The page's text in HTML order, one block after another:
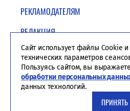
РЕКЛАМОДАТЕЛЯМ
РЕДАКЦИЯ
ПОЛИТИКА
Сайт использует файлы Cookie
технических параметров
Пользуясь сайтом, вы
обработки персональных
данных технологий.
ПРИНЯТЬ